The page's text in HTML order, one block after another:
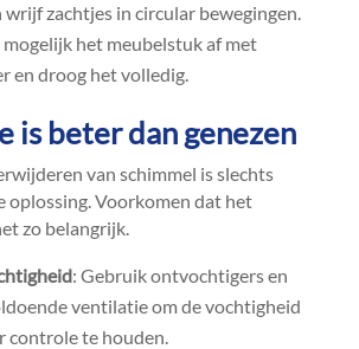
zachtjes in circular bewegingen.​
het meubelstuk af met
en droog het volledig.​
is beter dan genezen
van schimmel is slechts
oplossing.​ Voorkomen dat het
zo belangrijk.​
: Gebruik ontvochtigers en
ventilatie om de vochtigheid
controle te houden.​